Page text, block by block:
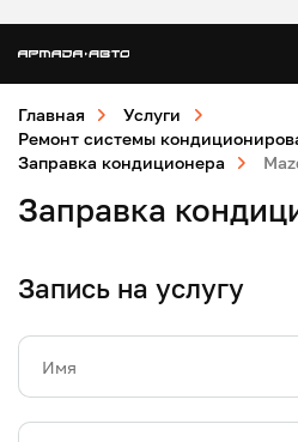
Главная
Услуги
Ремонт системы
Заправка кондиционера
Заправка
Запись на услугу
Имя